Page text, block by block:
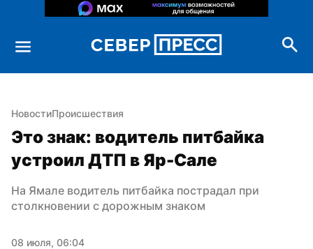
НовостиПроисшествия
Это знак: водитель питбайка
устроил ДТП в Яр-Сале
На Ямале водитель питбайка пострадал при
столкновении с дорожным знаком
08 июля, 06:04